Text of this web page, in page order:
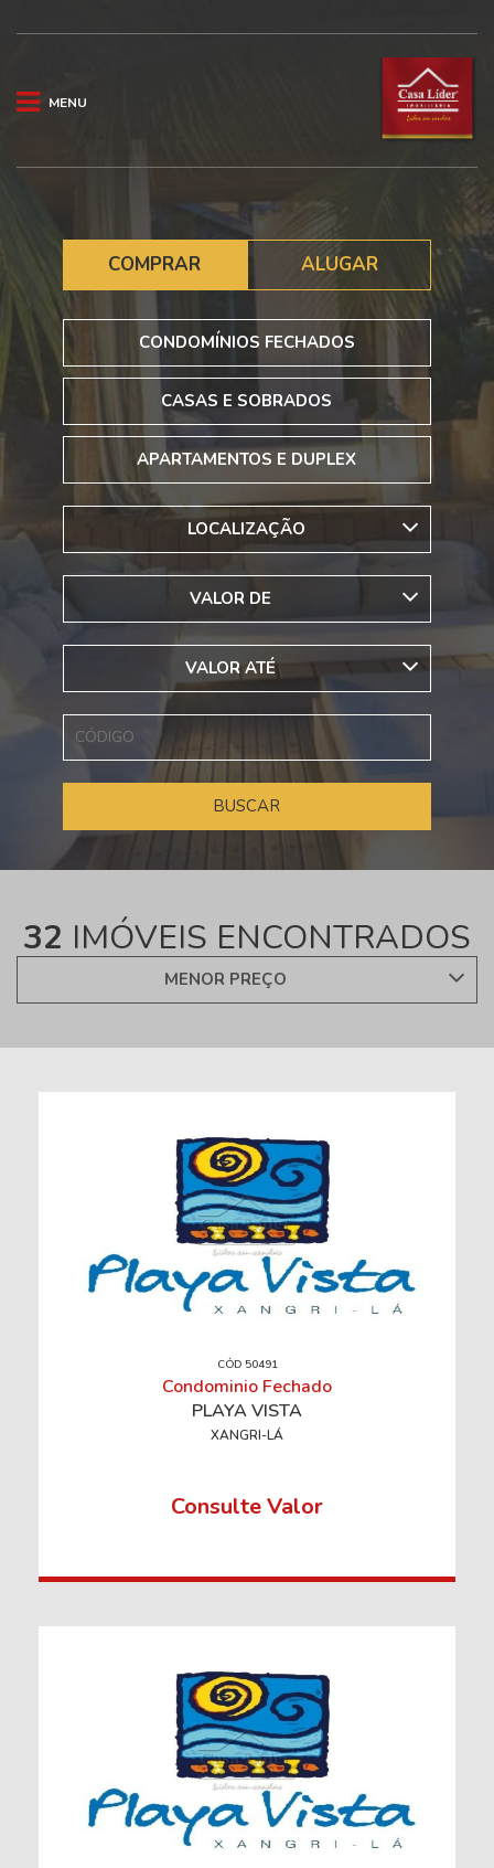
MENU
COMPRAR ALUGAR
CONDOMÍNIOS FECHADOS
CASAS E SOBRADOS
APARTAMENTOS E DUPLEX
LOCALIZAÇÃO
VALOR DE
VALOR ATÉ
32 IMÓVEIS ENCONTRADOS
MENOR PREÇO
CÓD 50491
Condominio Fechado
PLAYA VISTA
XANGRI-LÁ
Consulte Valor